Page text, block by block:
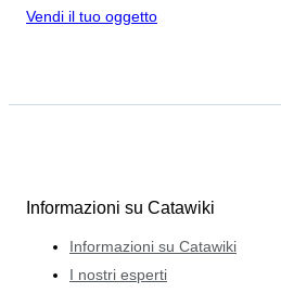
Vendi il tuo oggetto
Informazioni su Catawiki
Informazioni su Catawiki
I nostri esperti